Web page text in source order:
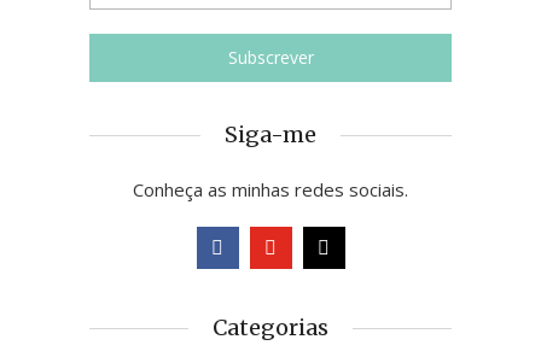
Siga-me
Conheça as minhas redes sociais.
Categorias